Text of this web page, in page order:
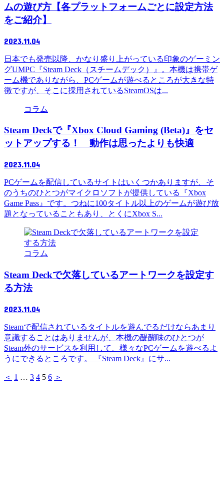
ムの遊び方【各プラットフォームごとに設定方法
をご紹介】
2023.11.04
日本でも発売以降、かなり盛り上がっている印象のゲーミン
グUMPC『Steam Deck（スチームデック）』。本機は携帯ゲ
ーム機でありながら、PCゲームが遊べるところが大きな特
徴ですが、そこに採用されているSteamOSは...
コラム
Steam Deckで『Xbox Cloud Gaming (Beta)』をセ
ットアップする！ 動作は思ったよりも快適
2023.11.04
PCゲームを配信しているサイトはいくつかありますが、そ
のうちのひとつがマイクロソフトが提供している『Xbox
Game Pass』です。つねに100タイトル以上のゲームが遊び放
題となっていることもあり、とくにXbox S...
コラム
Steam Deckで欠落しているアートワークを設定す
る方法
2023.11.04
Steamで配信されているタイトルを遊んでるだけならあまり
意識することはありませんが、本機の醍醐味のひとつが
Steam外のサービスを利用して、様々なPCゲームを遊べるよ
うにできるところです。 『Steam Deck』にサ...
＜ 1 … 3 4 5 6 ＞